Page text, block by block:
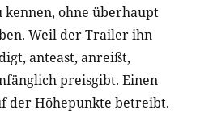
kennen, ohne überhaupt
Weil der Trailer ihn
anteast, anreißt,
preisgibt. Einen
der Höhepunkte betreibt.